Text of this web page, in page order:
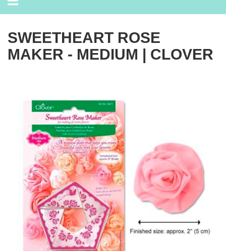
navigation
SWEETHEART ROSE
MAKER - MEDIUM | CLOVER